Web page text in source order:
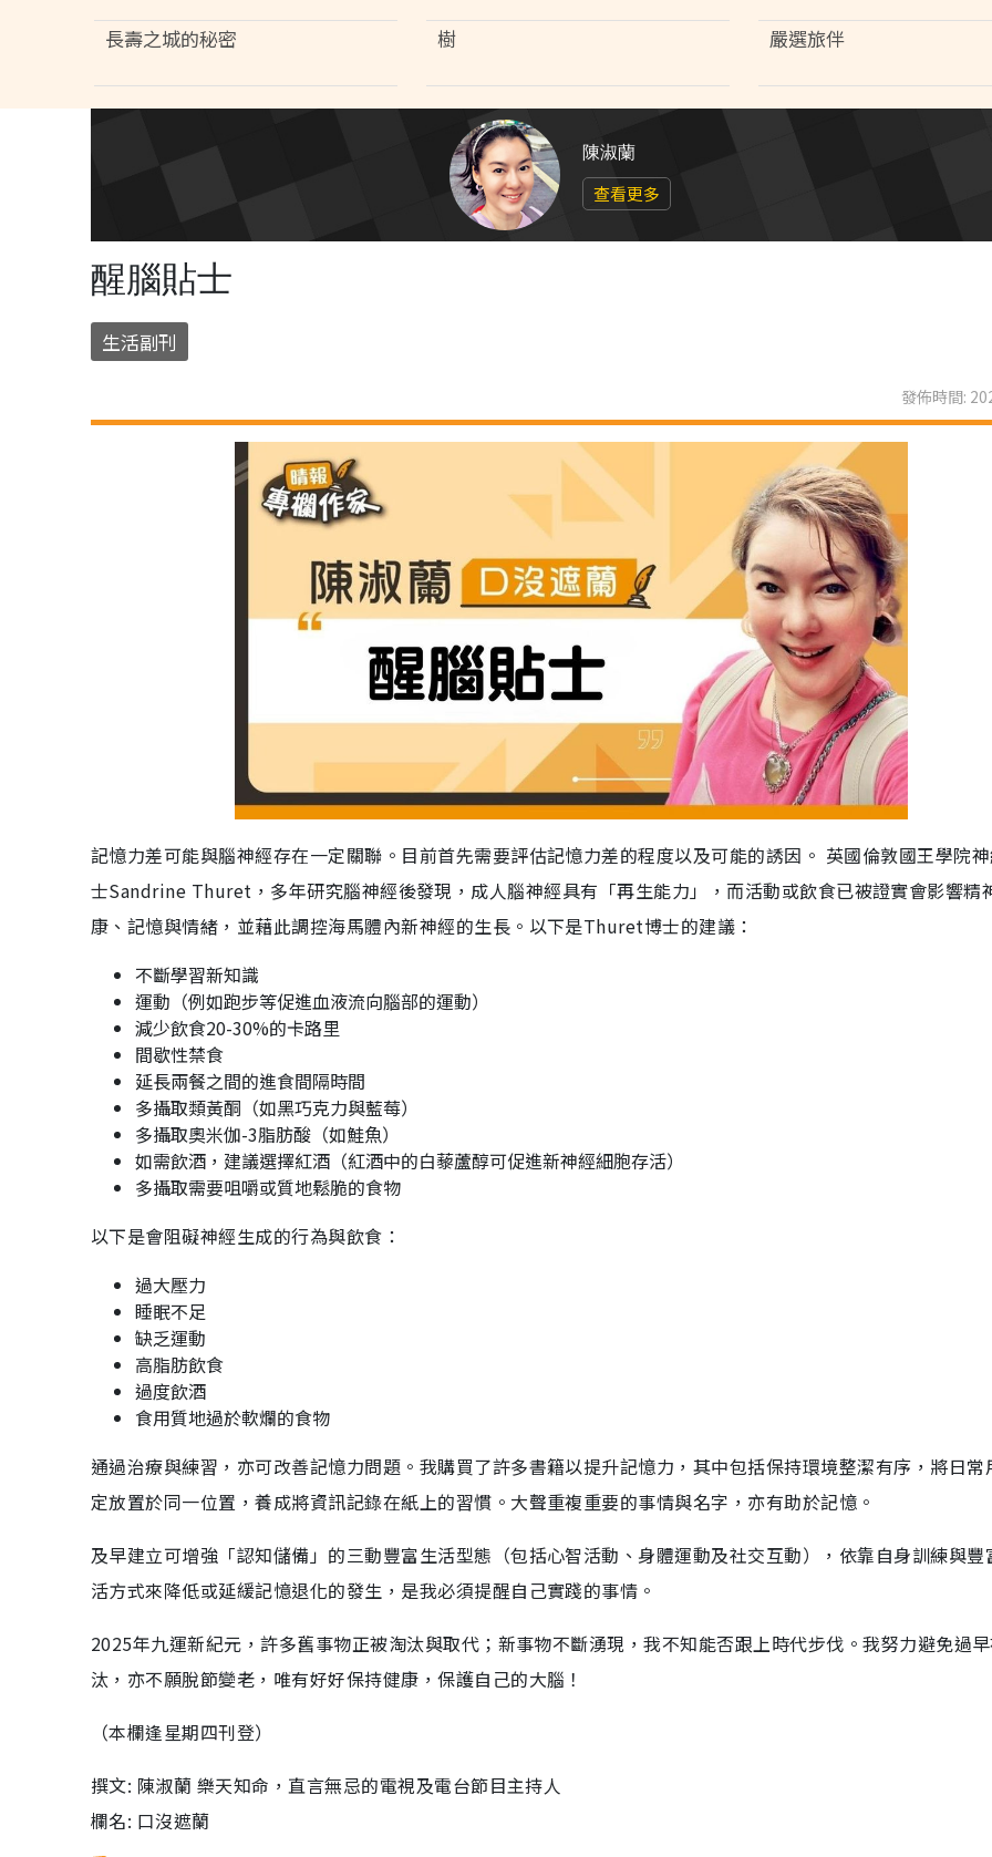
長壽之城的秘密 樹 嚴選旅伴
陳淑蘭
查看更多
醒腦貼士
生活副刊
發佈時間:
記憶力差可能與腦神經存在一定關聯。目前首先需要評估記憶力差的程度以及可能的誘因。 英國倫敦國王學院
士Sandrine Thuret，多年研究腦神經後發現，成人腦神經具有「再生能力」，而活動或飲食已被證實會影響精
康、記憶與情緒，並藉此調控海馬體內新神經的生長。以下是Thuret博士的建議：
不斷學習新知識
運動（例如跑步等促進血液流向腦部的運動）
減少飲食20-30%的卡路里
間歇性禁食
延長兩餐之間的進食間隔時間
多攝取類黃酮（如黑巧克力與藍莓）
多攝取奧米伽-3脂肪酸（如鮭魚）
如需飲酒，建議選擇紅酒（紅酒中的白藜蘆醇可促進新神經細胞存活）
多攝取需要咀嚼或質地鬆脆的食物
以下是會阻礙神經生成的行為與飲食：
過大壓力
睡眠不足
缺乏運動
高脂肪飲食
過度飲酒
食用質地過於軟爛的食物
通過治療與練習，亦可改善記憶力問題。我購買了許多書籍以提升記憶力，其中包括保持環境整潔有序，將日常
定放置於同一位置，養成將資訊記錄在紙上的習慣。大聲重複重要的事情與名字，亦有助於記憶。
及早建立可增強「認知儲備」的三動豐富生活型態（包括心智活動、身體運動及社交互動），依靠自身訓練與豐
活方式來降低或延緩記憶退化的發生，是我必須提醒自己實踐的事情。
2025年九運新紀元，許多舊事物正被淘汰與取代；新事物不斷湧現，我不知能否跟上時代步伐。我努力避免過
汰，亦不願脫節變老，唯有好好保持健康，保護自己的大腦！
（本欄逢星期四刊登）
撰文: 陳淑蘭 樂天知命，直言無忌的電視及電台節目主持人
欄名: 口沒遮蘭